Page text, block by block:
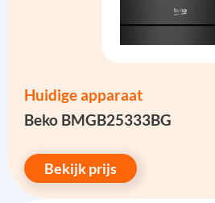
Huidige apparaat
Beko BMGB25333BG
Bekijk prijs